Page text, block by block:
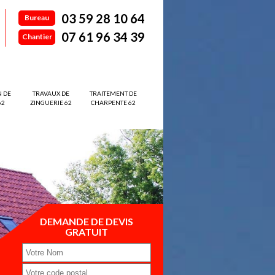
Bureau 03 59 28 10 64
Chantier 07 61 96 34 39
DE
TRAVAUX DE
ZINGUERIE 62
TRAITEMENT DE
CHARPENTE 62
DEMANDE DE DEVIS
GRATUIT